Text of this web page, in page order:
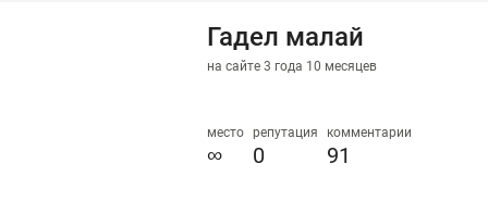
Гадел малай
на сайте 3 года 10 месяцев
место
∞
репутация
0
комментарии
91